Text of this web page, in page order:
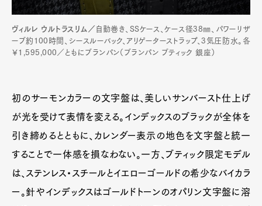
ヴィルレ ウルトラスリム／ 自動巻き、SSケース、ケース径38㎜、パワーリザ
ーブ約100時間、シースルーバック、アリゲーターストラップ、3気圧防水。各
￥1,595,000／ともにブランパン（ブランパン ブティック 銀座）
初のサーモンカラーの文字盤は、美しいサンバースト仕上げ
が光を受けて表情を変える。インデックスのブラックが全体を
引き締めるとともに、カレンダー表示の地色を文字盤と統一
することで一体感を損なわない。一方、ブティック限定モデル
は、ステンレス・スチールとイエローゴールドの希少なバイカラ
ー。針やインデックスはゴールドトーンのオパリン文字盤に溶